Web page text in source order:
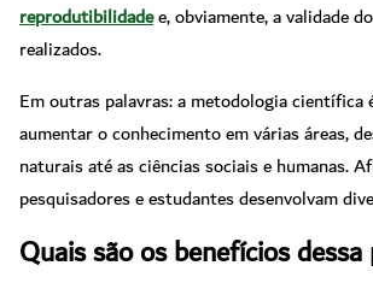
reprodutibilidadee, obviamente, a validade
realizados.
Em outras palavras: a metodologia científica
aumentar o conhecimento em várias áreas,
naturais até as ciências sociais e humanas.
pesquisadores e estudantes desenvolvam
Quais são os benefícios